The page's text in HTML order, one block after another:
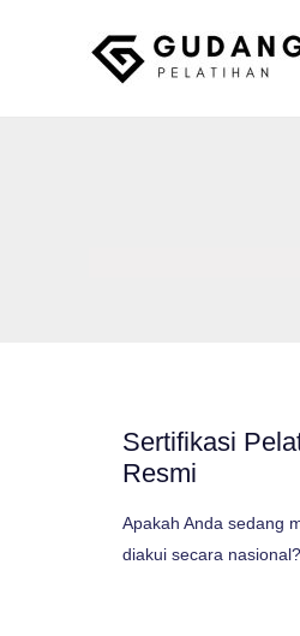
Sertifikasi
Resmi
Apakah Anda sedang
diakui secara